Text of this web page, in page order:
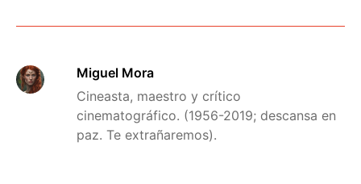
Miguel Mora
Cineasta, maestro y crítico
cinematográfico. (1956-2019; descansa en
paz. Te extrañaremos).